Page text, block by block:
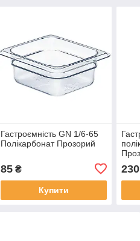
Гастроємність GN 1/6-65
Полікарбонат Прозорий
85₴
Купити
230